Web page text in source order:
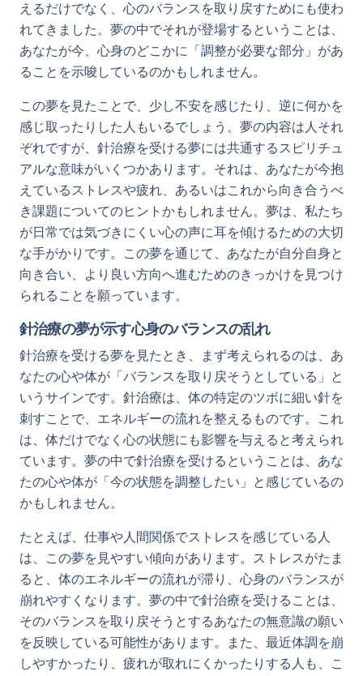
えるだけでなく、心のバランスを取り戻すためにも使わ
れてきました。夢の中でそれが登場するということは、
あなたが今、心身のどこかに「調整が必要な部分」があ
ることを示唆しているのかもしれません。
この夢を見たことで、少し不安を感じたり、逆に何かを
感じ取ったりした人もいるでしょう。夢の内容は人それ
ぞれですが、針治療を受ける夢には共通するスピリチュ
アルな意味がいくつかあります。それは、あなたが今抱
えているストレスや疲れ、あるいはこれから向き合うべ
き課題についてのヒントかもしれません。夢は、私たち
が日常では気づきにくい心の声に耳を傾けるための大切
な手がかりです。この夢を通じて、あなたが自分自身と
向き合い、より良い方向へ進むためのきっかけを見つけ
られることを願っています。
針治療の夢が示す心身のバランスの乱れ
針治療を受ける夢を見たとき、まず考えられるのは、あ
なたの心や体が「バランスを取り戻そうとしている」と
いうサインです。針治療は、体の特定のツボに細い針を
刺すことで、エネルギーの流れを整えるものです。これ
は、体だけでなく心の状態にも影響を与えると考えられ
ています。夢の中で針治療を受けるということは、あな
たの心や体が「今の状態を調整したい」と感じているの
かもしれません。
たとえば、仕事や人間関係でストレスを感じている人
は、この夢を見やすい傾向があります。ストレスがたま
ると、体のエネルギーの流れが滞り、心身のバランスが
崩れやすくなります。夢の中で針治療を受けることは、
そのバランスを取り戻そうとするあなたの無意識の願い
を反映している可能性があります。また、最近体調を崩
しやすかったり、疲れが取れにくかったりする人も、こ